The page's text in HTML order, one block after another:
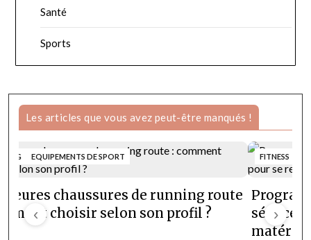
Santé
Sports
Les articles que vous avez peut-être manqués !
‹
EQUIPEMENTS DE SPORT
chaussures de running route
choisir selon son profil ?
FITNESS
séances
matériel
›